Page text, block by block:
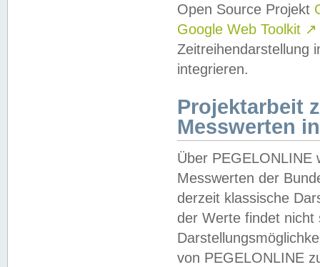
Open Source Projekt
Google Web Toolkit ↗
Zeitreihendarstellung
integrieren.
Projektarbeit
Messwerten
Über PEGELONLINE
Messwerten der
derzeit klassische
der Werte findet
von PEGELONLINE